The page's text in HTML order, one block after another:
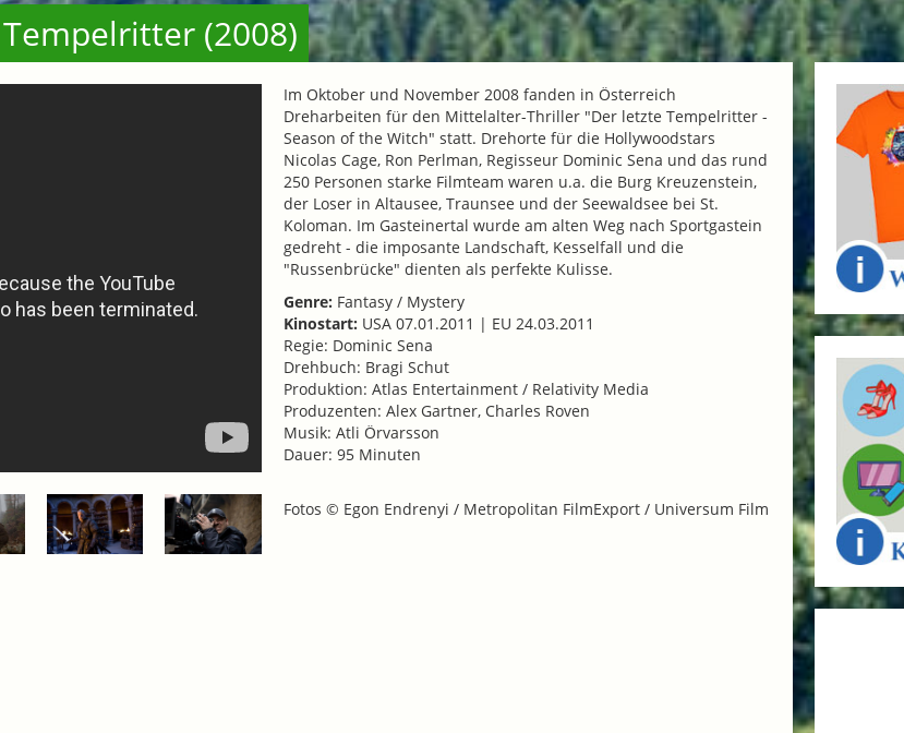
(2008)
Im Oktober und November 2008 fanden in Österreich
Dreharbeiten für den Mittelalter-Thriller "Der letzte Tempelritter -
Season of the Witch" statt. Drehorte für die Hollywoodstars
Nicolas Cage, Ron Perlman, Regisseur Dominic Sena und das rund
250 Personen starke Filmteam waren u.a. die Burg Kreuzenstein,
der Loser in Altausee, Traunsee und der Seewaldsee bei St.
Koloman. Im Gasteinertal wurde am alten Weg nach Sportgastein
gedreht - die imposante Landschaft, Kesselfall und die
"Russenbrücke" dienten als perfekte Kulisse.
Genre: Fantasy / Mystery
Kinostart: USA 07.01.2011 | EU 24.03.2011
Regie: Dominic Sena
Drehbuch: Bragi Schut
Produktion: Atlas Entertainment / Relativity Media
Produzenten: Alex Gartner, Charles Roven
Musik: Atli Örvarsson
Dauer: 95 Minuten
Fotos © Egon Endrenyi / Metropolitan FilmExport / Universum Film